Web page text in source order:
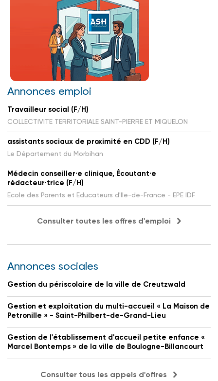
Annonces emploi
Travailleur social (F/H)
COLLECTIVITE TERRITORIALE SAINT-PIERRE ET MIQUELON
assistants sociaux de proximité en CDD (F/H)
Le Département du Morbihan
Médecin conseiller·e clinique, Écoutant·e
rédacteur·trice (F/H)
Ecole des Parents et Educateurs d'Ile-de-France - EPE IDF
Consulter toutes les offres d'emploi
Annonces sociales
Gestion du périscolaire de la ville de Creutzwald
Gestion et exploitation du multi-accueil « La Maison de
Petronille » - Saint-Philbert-de-Grand-Lieu
Gestion de l'établissement d'accueil petite enfance «
Marcel Bontemps » de la ville de Boulogne-Billancourt
Consulter tous les appels d'offres